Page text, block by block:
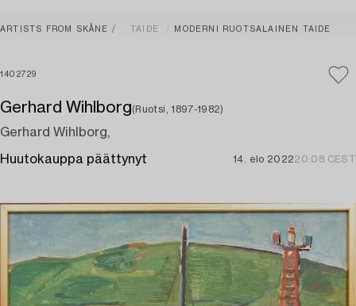
ARTISTS FROM SKÅNE TAIDE MODERNI RUOTSALAINEN TAIDE
1402729
Gerhard Wihlborg(Ruotsi, 1897-1982)
Gerhard Wihlborg,
Huutokauppa päättynyt 14. elo 202220:08 CEST